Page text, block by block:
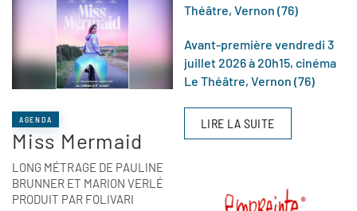
AGENDA
Miss Mermaid
LONG MÉTRAGE DE PAULINE
BRUNNER ET MARION VERLÉ
PRODUIT PAR FOLIVARI
Théâtre, Vernon (76)
Avant-première vendredi 3
juillet 2026 à 20h15, cinéma
Le Théâtre, Vernon (76)
LIRE LA SUITE